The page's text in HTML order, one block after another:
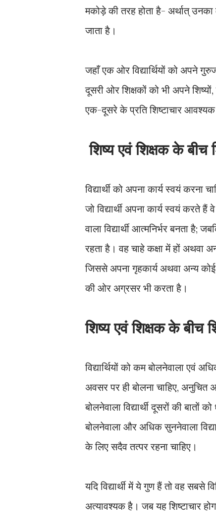
मकोड़े की तरह होता है- अर्थात् उनका
जाता है।
जहाँ एक ओर विद्यार्थियों को अपने
दूसरी ओर शिक्षकों को भी अपने शिष्यों,
एक-दूसरे के प्रति शिष्टाचार
शिष्य एवं शिक्षक के बीच
विद्यार्थी को अपना कार्य स्वयं करना
जो विद्यार्थी अपना कार्य स्वयं करते
वाला विद्यार्थी आत्मनिर्भर बनता है;
रहता है। वह चाहे कक्षा में हों अथवा
जिससे अपना गृहकार्य अथवा अन्य कोई
की ओर अग्रसर भी करता है।
शिष्य एवं शिक्षक के बीच
विद्यार्थियों को कम बोलनेवाला एवं
अवसर पर ही बोलना चाहिए, अनुचित
बोलनेवाला विद्यार्थी दूसरों की
बोलनेवाला और अधिक सुननेवाला
के लिए सदैव तत्पर रहना चाहिए।
यदि विद्यार्थी में ये गुण हैं तो वह सबसे
अत्यावश्यक है। जब यह शिष्टाचार